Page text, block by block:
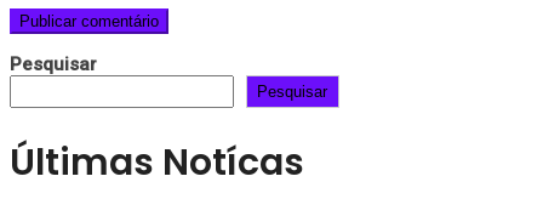
Pesquisar
Pesquisar
Últimas Notícas